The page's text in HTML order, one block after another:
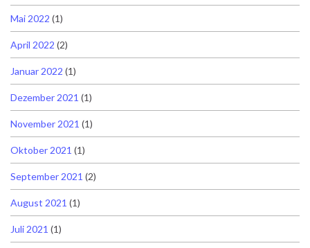
Mai 2022 (1)
April 2022 (2)
Januar 2022 (1)
Dezember 2021 (1)
November 2021 (1)
Oktober 2021 (1)
September 2021 (2)
August 2021 (1)
Juli 2021 (1)